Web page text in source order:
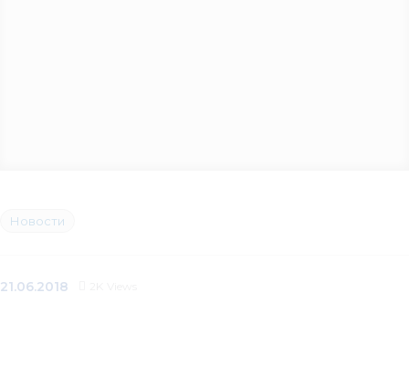
Новости
21.06.2018